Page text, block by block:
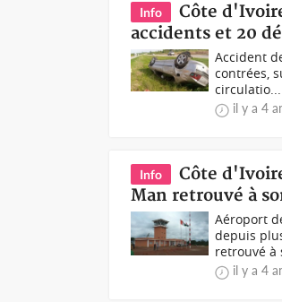
Info
Côte
accidents et 20
Accident
contrées,
circulatio...
il y a 4
Info
Côte
Man retrouvé à
Aéroport
depuis
retrouvé à
il y a 4